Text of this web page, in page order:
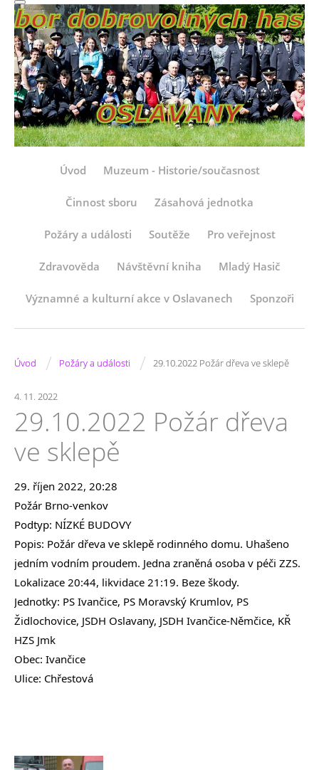
Úvod Muzeum - Historie/současnost
Činnost sboru Zásahová jednotka
Požáry a události Soutěže Pro veřejnost
Zdravověda Návštěvní kniha Mladý Hasič
Významné a kulturní akce v Oslavanech Sponzoři
Úvod / Požáry a události / 29.10.2022 Požár dřeva ve sklepě
4. 11. 2022
29.10.2022 Požár dřeva
ve sklepě
29. říjen 2022, 20:28
Požár Brno-venkov
Podtyp: NÍZKÉ BUDOVY
Popis: Požár dřeva ve sklepě rodinného domu. Uhašeno
jedním vodním proudem. Jedna zraněná osoba v péči ZZS.
Lokalizace 20:44, likvidace 21:19. Beze škody.
Jednotky: PS Ivančice, PS Moravský Krumlov, PS
Židlochovice, JSDH Oslavany, JSDH Ivančice-Němčice, KŘ
HZS Jmk
Obec: Ivančice
Ulice: Chřestová